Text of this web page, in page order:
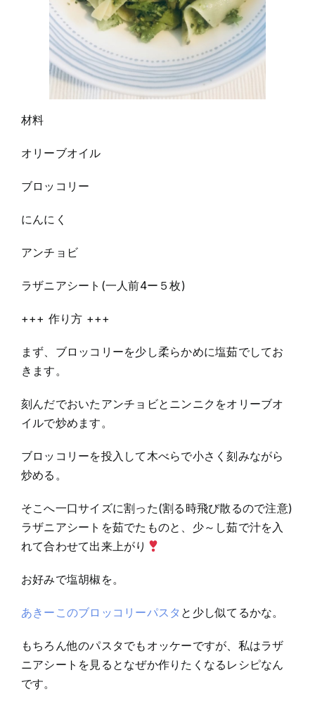
材料
オリーブオイル
ブロッコリー
にんにく
アンチョビ
ラザニアシート(一人前4ー５枚)
+++ 作り方 +++
まず、ブロッコリーを少し柔らかめに塩茹でしてお
きます。
刻んだでおいたアンチョビとニンニクをオリーブオ
イルで炒めます。
ブロッコリーを投入して木べらで小さく刻みながら
炒める。
そこへ一口サイズに割った(割る時飛び散るので注意)
ラザニアシートを茹でたものと、少～し茹で汁を入
れて合わせて出来上がり
お好みで塩胡椒を。
あきーこのブロッコリーパスタ と少し似てるかな。
もちろん他のパスタでもオッケーですが、私はラザ
ニアシートを見るとなぜか作りたくなるレシピなん
です。